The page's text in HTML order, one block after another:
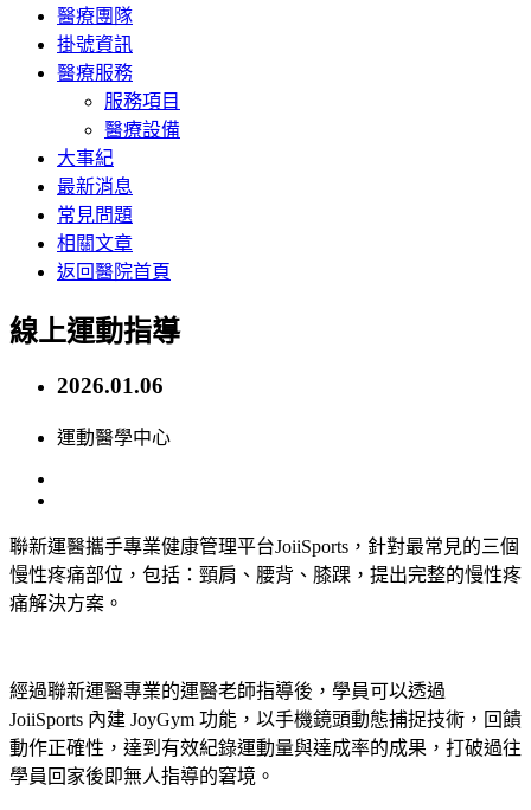
醫療團隊
掛號資訊
醫療服務
服務項目
醫療設備
大事紀
最新消息
常見問題
相關文章
返回醫院首頁
線上運動指導
2026.01.06
運動醫學中心
聯新運醫攜手專業健康管理平台JoiiSports，針對最常見的三個
慢性疼痛部位，包括：頸肩、腰背、膝踝，提出完整的慢性疼
痛解決方案。
經過聯新運醫專業的運醫老師指導後，學員可以透過
JoiiSports 內建 JoyGym 功能，以手機鏡頭動態捕捉技術，回饋
動作正確性，達到有效紀錄運動量與達成率的成果，打破過往
學員回家後即無人指導的窘境。